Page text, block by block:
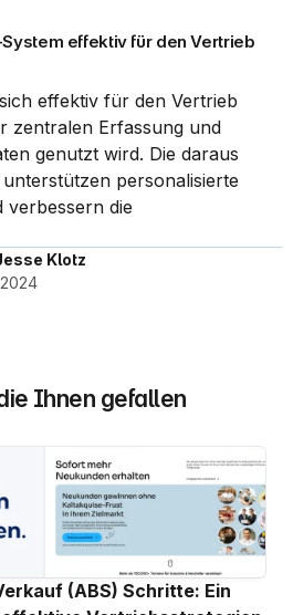
effektiv für den Vertrieb
effektiv für den Vertrieb
zentralen Erfassung und
genutzt wird. Die daraus
personalisierte
verbessern die
Klotz
Ihnen gefallen
(ABS) Schritte: Ein